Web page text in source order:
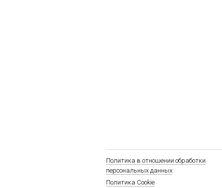
Политика в отношении обработки
персональных данных
Политика Cookie